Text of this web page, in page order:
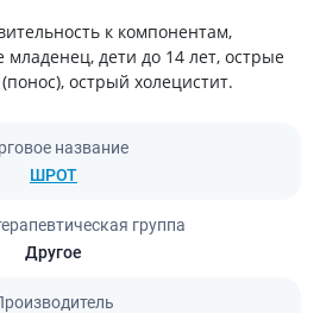
к компонентам,
дети до 14 лет, острые
острый холецистит.
название
ШРОТ
группа
Другое